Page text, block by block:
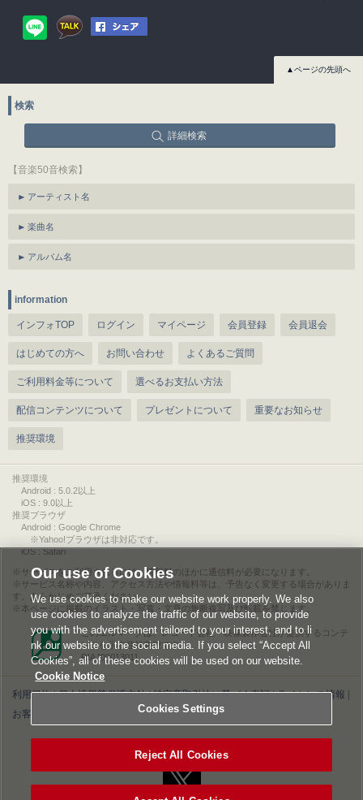
▲ページの先頭へ
検索
詳細検索
【音楽50音検索】
アーティスト名
楽曲名
アルバム名
information
インフォTOP ログイン マイページ 会員登録 会員退会
はじめての方へ お問い合わせ よくあるご質問
ご利用料金等について 選べるお支払い方法
配信コンテンツについて プレゼントについて 重要なお知らせ
推奨環境
推奨環境
Android : 5.0.2以上
iOS : 9.0以上
推奨ブラウザ
Android : Google Chrome
※Yahoo!ブラウザは非対応です。
iOS : Safari
サービスをご利用されるには、情報料のほかに通信料が必要になります。
サービス名称や内容、アクセス方法や情報料等は、予告なく変更する場合がありま
す。あらかじめご了承ください。
本ページに掲載のイラスト・写真・文章の無断複写及び転載を禁じます。
このエルマークは、レコード会社・映像製作会社が提供するコンテ
ンツを示す登録商標です。
RIAJ00013011
利用規約|個人情報等保護方針|特定商取引法に基づく表記|ライセンス情報
お客様情報の外部送信について|Cookies Settings
Our use of Cookies
We use cookies to make our website work properly. We also
use cookies to analyze the traffic of our website, to provide
you with the advertisement tailored to your interest, and to li
nk our website to the social media. If you select “Accept All
Cookies”, all of these cookies will be used on our website.
Cookie Notice
Cookies Settings
Reject All Cookies